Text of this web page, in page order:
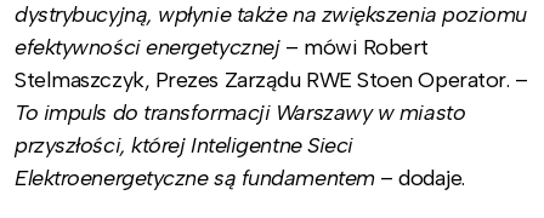
dystrybucyjną, wpłynie także na zwiększenia poziomu
efektywności energetycznej – mówi Robert
Stelmaszczyk, Prezes Zarządu RWE Stoen Operator. –
To impuls do transformacji Warszawy w miasto
przyszłości, której Inteligentne Sieci
Elektroenergetyczne są fundamentem – dodaje.